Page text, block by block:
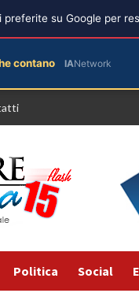
Politica Social
preferite su Google per
contano IANetwork